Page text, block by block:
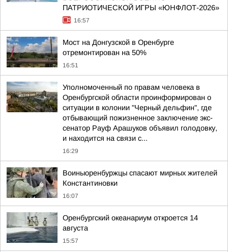
ПАТРИОТИЧЕСКОЙ ИГРЫ «ЮНФЛОТ-2026»
16:57
Мост на Донгузской в Оренбурге
отремонтирован на 50%
16:51
Уполномоченный по правам человека в
Оренбургской области проинформирован о
ситуации в колонии "Черный дельфин", где
отбывающий пожизненное заключение экс-
сенатор Рауф Арашуков объявил голодовку,
и находится на связи с...
16:29
Воиныоренбуржцы спасают мирных жителей
Константиновки
16:07
Оренбургский океанариум откроется 14
августа
15:57